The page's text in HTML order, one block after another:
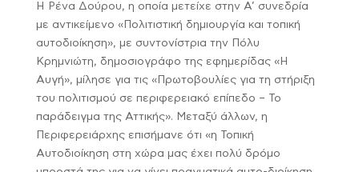
Η Ρένα Δούρου, η οποία μετείχε στην Α’ συνεδρία
με αντικείμενο «Πολιτιστική δημιουργία και τοπική
αυτοδιοίκηση», με συντονίστρια την Πόλυ
Κρημνιώτη, δημοσιογράφο της εφημερίδας «Η
Αυγή», μίλησε για τις «Πρωτοβουλίες για τη στήριξη
του πολιτισμού σε περιφερειακό επίπεδο – Το
παράδειγμα της Αττικής». Μεταξύ άλλων, η
Περιφερειάρχης επισήμανε ότι «η Τοπική
Αυτοδιοίκηση στη χώρα μας έχει πολύ δρόμο